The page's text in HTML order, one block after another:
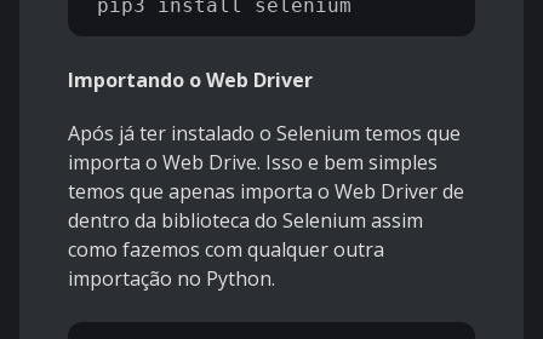
Importando o Web Driver
Após já ter instalado o Selenium temos que
importa o Web Drive. Isso e bem simples
temos que apenas importa o Web Driver de
dentro da biblioteca do Selenium assim
como fazemos com qualquer outra
importação no Python.